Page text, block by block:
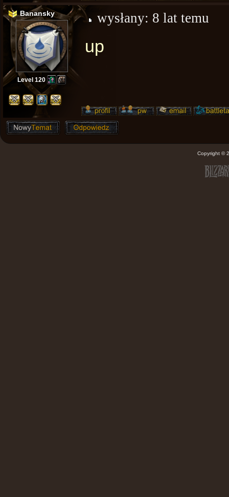
Banansky
Level 120
wysłany: 8 lat temu
up
Copyright ©